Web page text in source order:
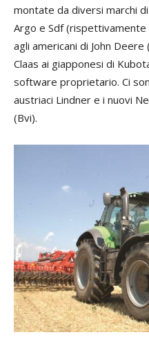
montate da diversi marchi
Argo e Sdf (rispettivamente
agli americani di John
Claas ai giapponesi di
software proprietario. Ci
austriaci Lindner e i nuovi
(Bvi).